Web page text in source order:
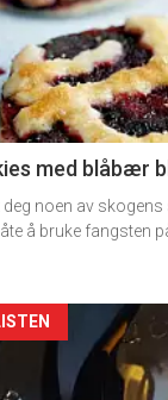
med blåbær
noen av
å bruke fangsten